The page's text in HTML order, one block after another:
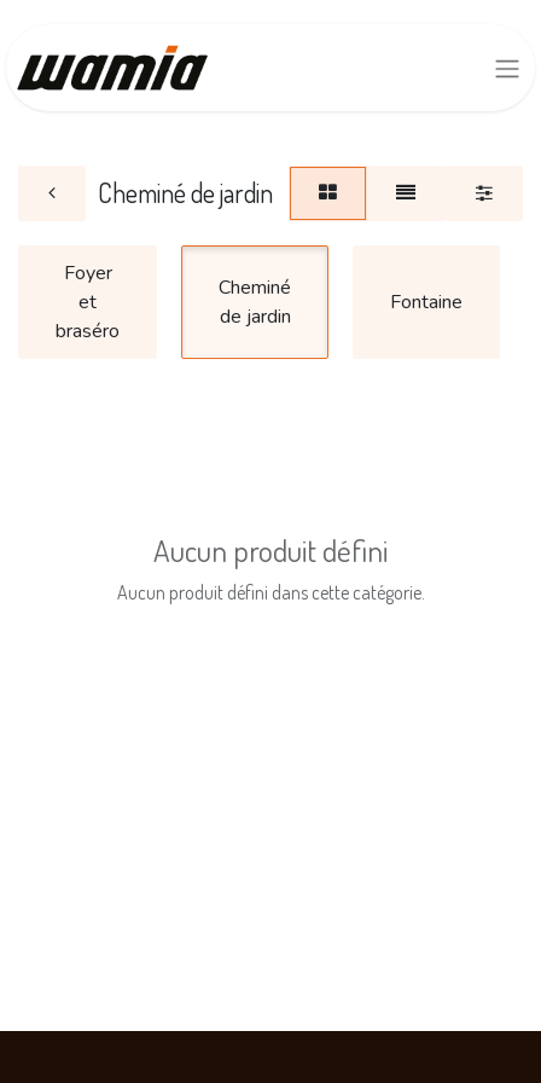
Cheminé de jardin
Foyer
et
braséro
Cheminé
de jardin
Fontaine
Aucun produit défini
Aucun produit défini dans cette catégorie.